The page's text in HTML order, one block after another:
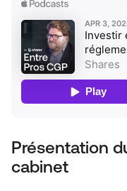
Présentation
cabinet